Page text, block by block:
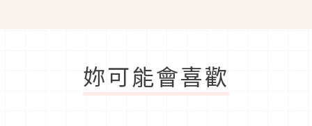
妳可能會喜歡